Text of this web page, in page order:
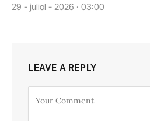
29 - juliol - 2026 · 03:00
LEAVE A REPLY